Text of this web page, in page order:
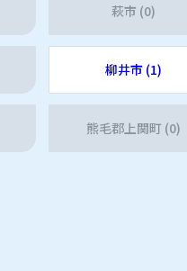
萩市 (0)
柳井市 (1)
熊毛郡上関町 (0)